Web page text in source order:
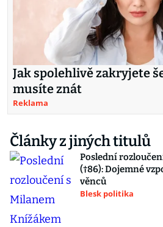
Jak spolehlivě zakryjete
musíte znát
Reklama
Články z jiných titulů
Poslední
(†86): Dojemné
věnců
Blesk politika